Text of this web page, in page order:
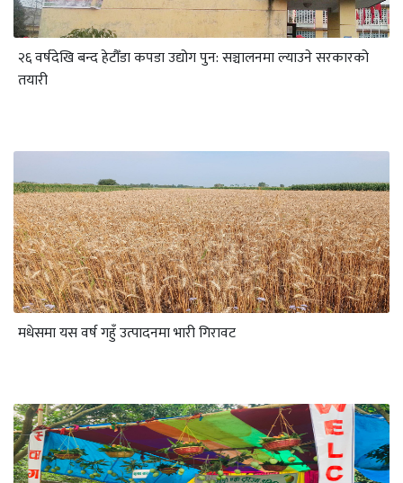
२६ वर्षदेखि बन्द हेटौँडा कपडा उद्योग पुन: सञ्चालनमा ल्याउने सरकारको
तयारी
मधेसमा यस वर्ष गहुँ उत्पादनमा भारी गिरावट